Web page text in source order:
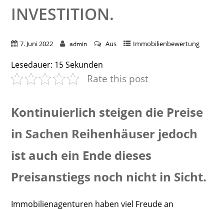
INVESTITION.
7. Juni 2022 admin Aus Immobilienbewertung
Lesedauer: 15Sekunden
Rate this post
Kontinuierlich steigen die Preise
in Sachen Reihenhäuser jedoch
ist auch ein Ende dieses
Preisanstiegs noch nicht in Sicht.
Immobilienagenturen haben viel Freude an